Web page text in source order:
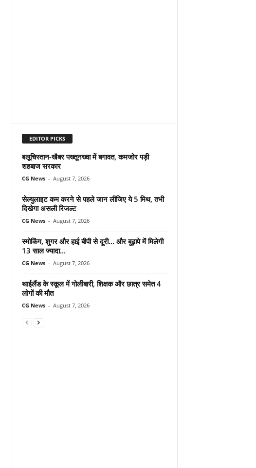
EDITOR PICKS
बलूचिस्तान-खैबर पख्तूनख्वा में बगावत, कमजोर पड़ी
शहबाज सरकार
CG News - August 7, 2026
सेल्युलाइट कम करने से पहले जान लीजिए ये 5 मिथ, तभी
दिखेगा असली रिजल्ट
CG News - August 7, 2026
स्मोकिंग, शुगर और हाई बीपी से दूरी… और बुढ़ापे में मिलेगी
13 साल ज्यादा...
CG News - August 7, 2026
थाईलैंड के स्कूल में गोलीबारी, शिक्षक और छात्र समेत 4
लोगों की मौत
CG News - August 7, 2026